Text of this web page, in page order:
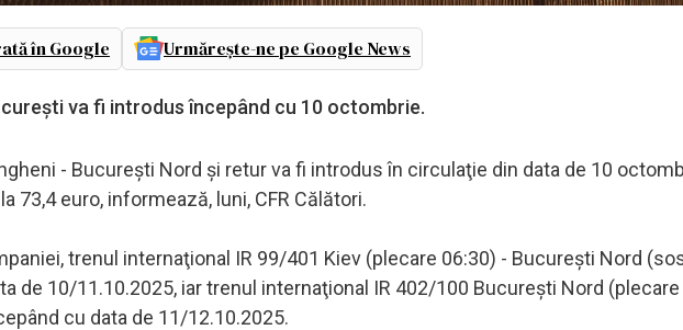
în Google Urmărește-ne pe Google News
va fi introdus începând cu 10 octombrie.
- Bucureşti Nord şi retur va fi introdus în circulaţie din data de 10
73,4 euro, informează, luni, CFR Călători.
trenul internaţional IR 99/401 Kiev (plecare 06:30) - Bucureşti Nord
de 10/11.10.2025, iar trenul internaţional IR 402/100 Bucureşti Nord (plecare
cu data de 11/12.10.2025.